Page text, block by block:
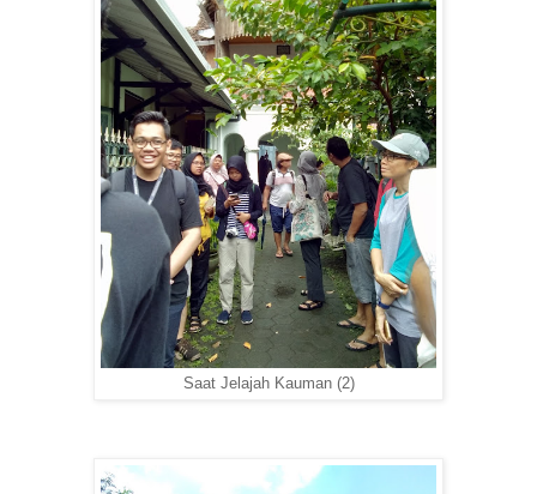
Saat Jelajah Kauman (2)